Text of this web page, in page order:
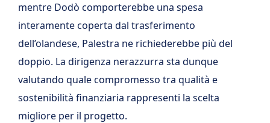
mentre Dodò comporterebbe una spesa
interamente coperta dal trasferimento
dell’olandese, Palestra ne richiederebbe più del
doppio. La dirigenza nerazzurra sta dunque
valutando quale compromesso tra qualità e
sostenibilità finanziaria rappresenti la scelta
migliore per il progetto.